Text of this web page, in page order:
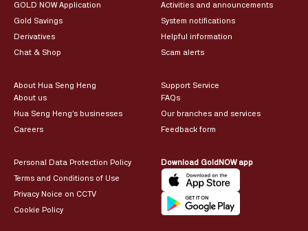
GOLD NOW Application
Gold Savings
Derivatives
Chat & Shop
Activities and announcements
System notifications
Helpful information
Scam alerts
About Hua Seng Heng
About us
Hua Seng Heng’s businesses
Careers
Support Service
FAQs
Our branches and services
Feedback form
Personal Data Protection Policy
Terms and Conditions of Use
Privacy Noice on CCTV
Cookie Policy
Download GoldNOW app